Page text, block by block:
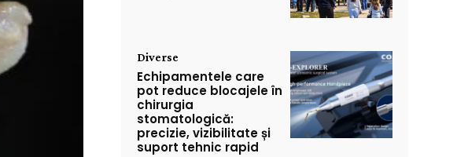
Diverse
Echipamentele care
pot reduce blocajele în
chirurgia
stomatologică:
precizie, vizibilitate și
suport tehnic rapid